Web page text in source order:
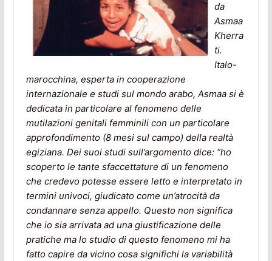
da
Asmaa
Kherra
ti.
Italo-
marocchina, esperta in cooperazione
internazionale e studi sul mondo arabo, Asmaa si è
dedicata in particolare al fenomeno delle
mutilazioni genitali femminili con un particolare
approfondimento (8 mesi sul campo) della realtà
egiziana. Dei suoi studi sull’argomento dice: “ho
scoperto le tante sfaccettature di un fenomeno
che credevo potesse essere letto e interpretato in
termini univoci, giudicato come un’atrocità da
condannare senza appello. Questo non significa
che io sia arrivata ad una giustificazione delle
pratiche ma lo studio di questo fenomeno mi ha
fatto capire da vicino cosa significhi la variabilità